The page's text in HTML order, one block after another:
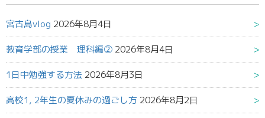
宮古島vlog 2026年8月4日
教育学部の授業 理科編② 2026年8月4日
1日中勉強する方法 2026年8月3日
高校1, 2年生の夏休みの過ごし方 2026年8月2日